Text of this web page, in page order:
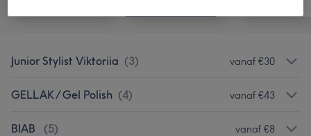
Junior Stylist Viktoriia (3) vanaf €30
GELLAK / Gel Polish (4) vanaf €43
BIAB (5) vanaf €8